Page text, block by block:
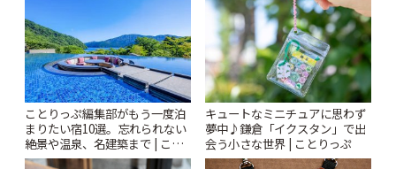
ことりっぷ編集部がもう一度泊
まりたい宿10選。忘れられない
絶景や温泉、名建築まで | こと
りっぷ
キュートなミニチュアに思わず
夢中♪鎌倉「イクスタン」で出
会う小さな世界 | ことりっぷ